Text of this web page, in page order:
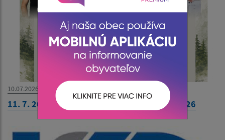
10.07.2026
11. 7. 2026 - POZVÁNKA - Deň obce Hnilčík 2026